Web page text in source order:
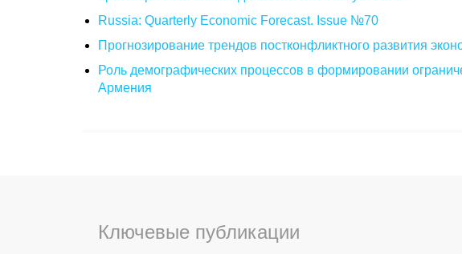
Russia: Quarterly Economic Forecast. Issue №70
Прогнозирование трендов постконфликтного развития
Роль демографических процессов в формировании
Армения
Ключевые публикации